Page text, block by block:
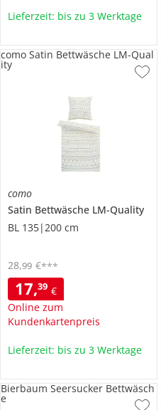
Lieferzeit: bis zu 3 Werktage
como
Satin Bettwäsche LM-Quality
BL 135|200 cm
17,39 €
Online zum
Kundenkartenpreis
28,99 €***
como Satin Bettwäsche LM-Qual
ity
Lieferzeit: bis zu 3 Werktage
Bierbaum Seersucker Bettwäsch
e